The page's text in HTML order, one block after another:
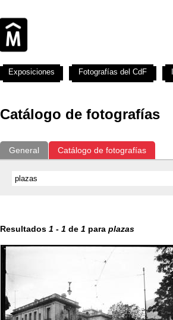
Catálogo de fotografías
General Catálogo de fotografías
Resultados 1 - 1 de 1 para plazas
Exposiciones Fotografías del CdF